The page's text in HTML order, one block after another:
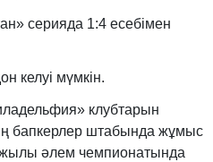
серияда 1:4 есебімен
келуі мүмкін.
клубтарын
бапкерлер штабында жұмыс
әлем чемпионатында